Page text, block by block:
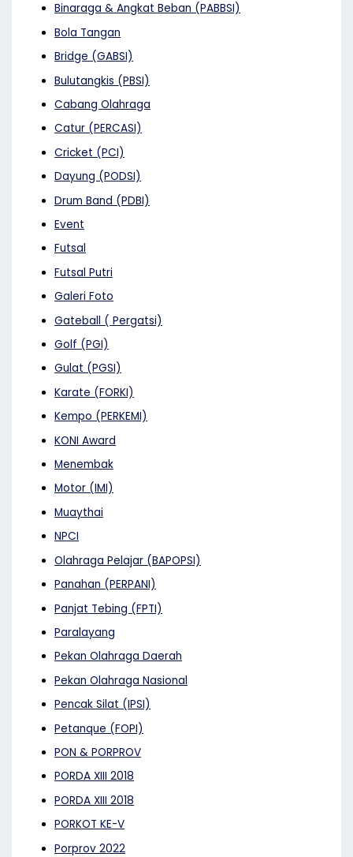
Binaraga & Angkat Beban (PABBSI)
Bola Tangan
Bridge (GABSI)
Bulutangkis (PBSI)
Cabang Olahraga
Catur (PERCASI)
Cricket (PCI)
Dayung (PODSI)
Drum Band (PDBI)
Event
Futsal
Futsal Putri
Galeri Foto
Gateball ( Pergatsi)
Golf (PGI)
Gulat (PGSI)
Karate (FORKI)
Kempo (PERKEMI)
KONI Award
Menembak
Motor (IMI)
Muaythai
NPCI
Olahraga Pelajar (BAPOPSI)
Panahan (PERPANI)
Panjat Tebing (FPTI)
Paralayang
Pekan Olahraga Daerah
Pekan Olahraga Nasional
Pencak Silat (IPSI)
Petanque (FOPI)
PON & PORPROV
PORDA XIII 2018
PORDA XIII 2018
PORKOT KE-V
Porprov 2022